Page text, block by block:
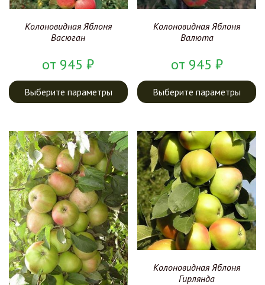
Колоновидная Яблоня
Васюган
от 945₽
Выберите параметры
Колоновидная Яблоня
Валюта
от 945 ₽
Выберите параметры
Колоновидная Яблоня
Гирлянда